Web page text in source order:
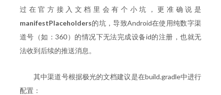
过在官方接入文档里会有个小坑，更准确说是
manifestPlaceholders的坑，导致Android在使用纯数字渠
道号（如：360）的情况下无法完成设备id的注册，也就无
法收到后续的推送消息。
其中渠道号根据极光的文档建议是在build.gradle中进行
配置：